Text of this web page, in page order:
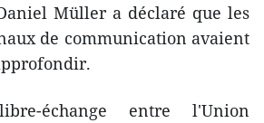
Müller a déclaré que les
de communication avaient
échange entre l'Union